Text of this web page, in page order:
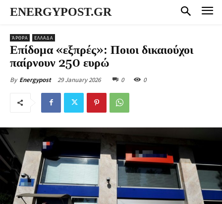
ENERGYPOST.GR
ΆΡΘΡΑ ΕΛΛΑΔΑ
Επίδομα «εξπρές»: Ποιοι δικαιούχοι
παίρνουν 250 ευρώ
By Energypost 29 January 2026 0 0